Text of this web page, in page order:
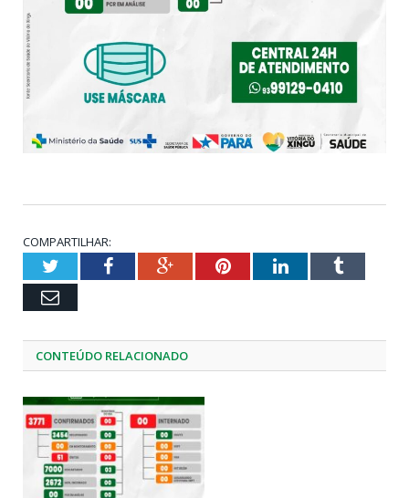
COMPARTILHAR:
TwitterFacebookGoogle+PinterestLinkedInTumblr
Email
CONTEÚDO RELACIONADO